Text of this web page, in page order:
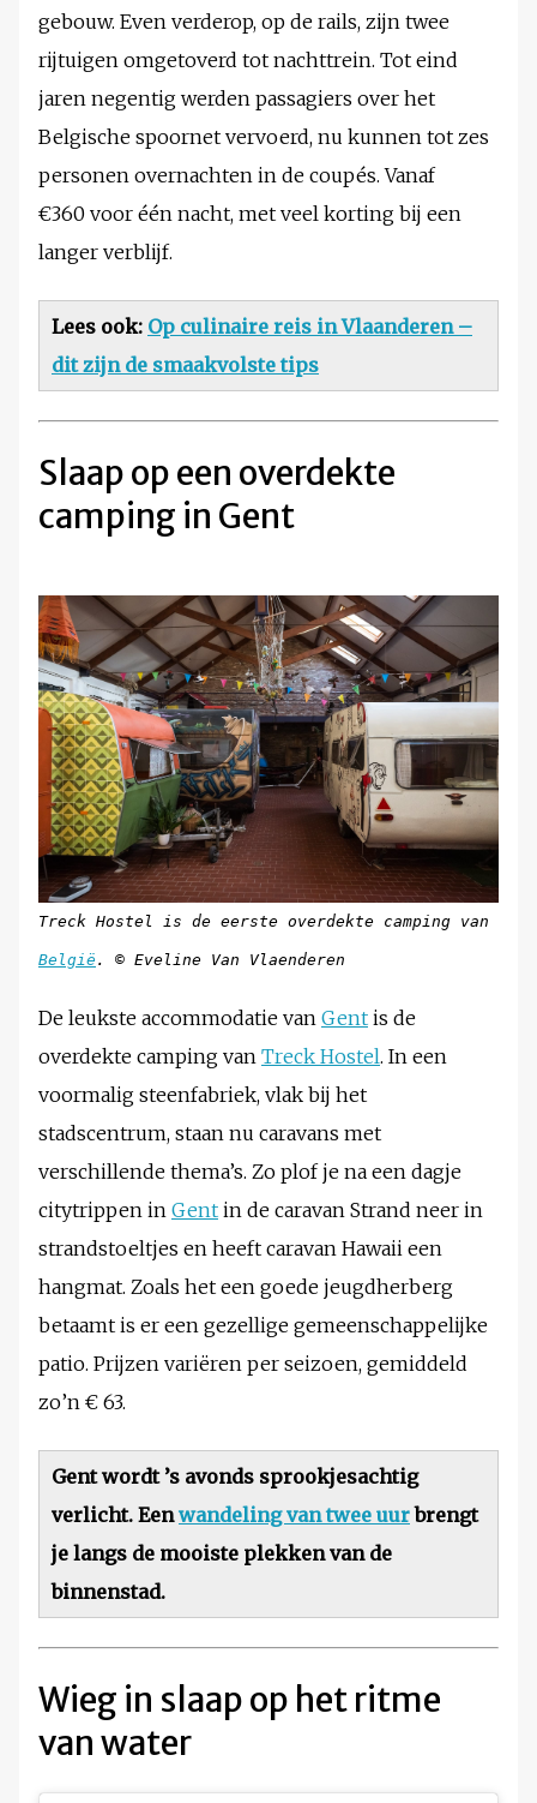
gebouw. Even verderop, op de rails, zijn twee
rijtuigen omgetoverd tot nachttrein. Tot eind
jaren negentig werden passagiers over het
Belgische spoornet vervoerd, nu kunnen tot zes
personen overnachten in de coupés. Vanaf
€360 voor één nacht, met veel korting bij een
langer verblijf.
Lees ook: Op culinaire reis in Vlaanderen –
dit zijn de smaakvolste tips
Slaap op een overdekte
camping in Gent
Treck Hostel is de eerste overdekte camping van
België. © Eveline Van Vlaenderen
De leukste accommodatie van Gent is de
overdekte camping van Treck Hostel. In een
voormalig steenfabriek, vlak bij het
stadscentrum, staan nu caravans met
verschillende thema’s. Zo plof je na een dagje
citytrippen in Gent in de caravan Strand neer in
strandstoeltjes en heeft caravan Hawaii een
hangmat. Zoals het een goede jeugdherberg
betaamt is er een gezellige gemeenschappelijke
patio. Prijzen variëren per seizoen, gemiddeld
zo’n € 63.
Gent wordt ’s avonds sprookjesachtig
verlicht. Eenwandeling van twee uurbrengt
je langs de mooiste plekken van de
binnenstad.
Wieg in slaap op het ritme
van water